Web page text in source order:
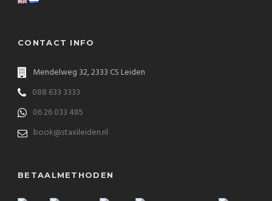
CONTACT INFO
Mendelweg 32, 2333 CS Leiden
088 633 3333
06 26 033 485
book@staxileiden.nl
BETAALMETHODEN